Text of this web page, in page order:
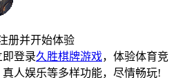
册并开始体验
登录久胜棋牌游戏，体验体育竞
人娱乐等多样功能，尽情畅玩!